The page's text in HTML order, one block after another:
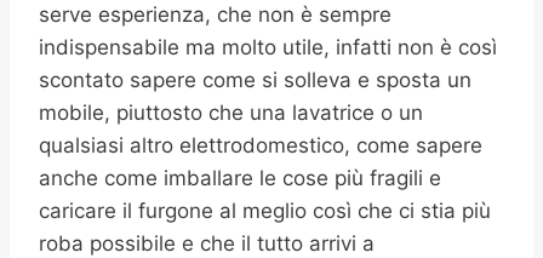
serve esperienza, che non è sempre
indispensabile ma molto utile, infatti non è così
scontato sapere come si solleva e sposta un
mobile, piuttosto che una lavatrice o un
qualsiasi altro elettrodomestico, come sapere
anche come imballare le cose più fragili e
caricare il furgone al meglio così che ci stia più
roba possibile e che il tutto arrivi a